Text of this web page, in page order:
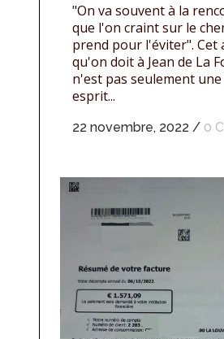
"On va souvent à la
que l'on craint sur le
prend pour l'éviter". Cet
qu'on doit à Jean de La
n'est pas seulement
esprit...
22 novembre, 2022 / 0